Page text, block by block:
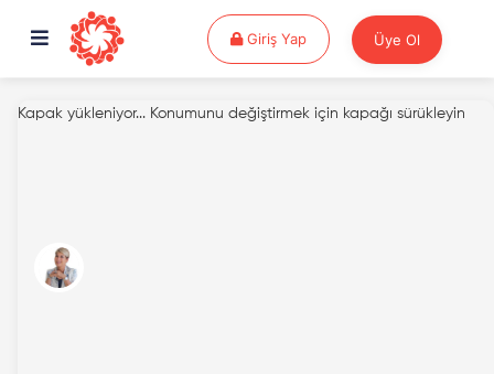
Giriş YapGiriş Yap Üye Ol
Kapak yükleniyor... Konumunu değiştirmek için kapağı sürükleyin